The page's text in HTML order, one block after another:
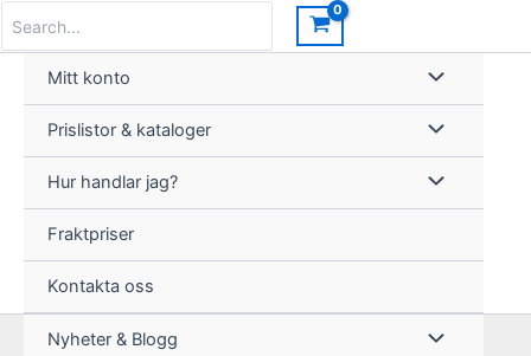
innehåll
for:
Mitt konto
Prislistor & kataloger
Hur handlar jag?
Fraktpriser
Kontakta oss
Nyheter & Blogg